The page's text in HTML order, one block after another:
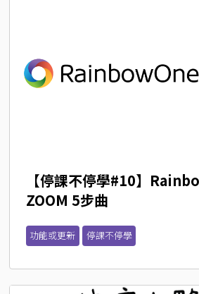
【停課不停學#10】
ZOOM 5步曲
功能或更新 停課不停學